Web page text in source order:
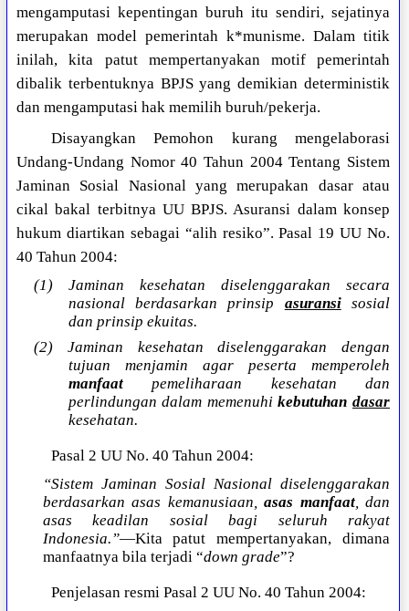
mengamputasi kepentingan buruh itu sendiri, sejatinya
merupakan model pemerintah k*munisme. Dalam titik
inilah, kita patut mempertanyakan motif pemerintah
dibalik terbentuknya BPJS yang demikian deterministik
dan mengamputasi hak memilih buruh/pekerja.
Disayangkan Pemohon kurang mengelaborasi
Undang-Undang Nomor 40 Tahun 2004 Tentang Sistem
Jaminan Sosial Nasional yang merupakan dasar atau
cikal bakal terbitnya UU BPJS. Asuransi dalam konsep
hukum diartikan sebagai “alih resiko”. Pasal 19 UU No.
40 Tahun 2004:
(1) Jaminan kesehatan diselenggarakan secara
nasional berdasarkan prinsip asuransisosial
dan prinsip ekuitas.
(2) Jaminan kesehatan diselenggarakan dengan
tujuan menjamin agar peserta memperoleh
manfaatpemeliharaan kesehatan dan
perlindungan dalam memenuhikebutuhandasar
kesehatan.
Pasal 2 UU No. 40 Tahun 2004:
“Sistem Jaminan Sosial Nasional diselenggarakan
berdasarkan asas kemanusiaan,asas manfaat, dan
asas keadilan sosial bagi seluruh rakyat
Indonesia.”—Kita patut mempertanyakan, dimana
manfaatnya bila terjadi “down grade”?
Penjelasan resmi Pasal 2 UU No. 40 Tahun 2004: